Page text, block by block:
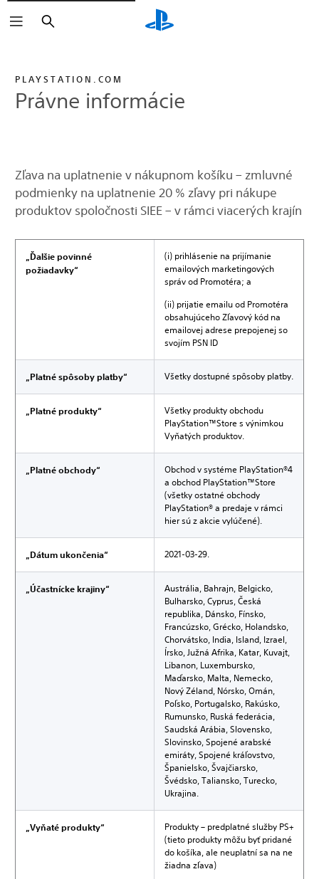
Vyhľadať
PLAYSTATION.COM
Právne informácie
Zľava na uplatnenie v nákupnom košíku – zmluvné
podmienky na uplatnenie 20 % zľavy pri nákupe
produktov spoločnosti SIEE – v rámci viacerých krajín
„Ďalšie povinné
požiadavky“
(i) prihlásenie na prijímanie
emailových marketingových
správ od Promotéra; a
(ii) prijatie emailu od Promotéra
obsahujúceho Zľavový kód na
emailovej adrese prepojenej so
svojím PSN ID
„Platné spôsoby platby“ Všetky dostupné spôsoby platby.
„Platné produkty“
Všetky produkty obchodu
PlayStation™Store s výnimkou
Vyňatých produktov.
„Platné obchody“
Obchod v systéme PlayStation®4
a obchod PlayStation™Store
(všetky ostatné obchody
PlayStation® a predaje v rámci
hier sú z akcie vylúčené).
„Dátum ukončenia“ 2021-03-29.
„Účastnícke krajiny“
Austrália, Bahrajn, Belgicko,
Bulharsko, Cyprus, Česká
republika, Dánsko, Fínsko,
Francúzsko, Grécko, Holandsko,
Chorvátsko, India, Island, Izrael,
Írsko, Južná Afrika, Katar, Kuvajt,
Libanon, Luxembursko,
Maďarsko, Malta, Nemecko,
Nový Zéland, Nórsko, Omán,
Poľsko, Portugalsko, Rakúsko,
Rumunsko, Ruská federácia,
Saudská Arábia, Slovensko,
Slovinsko, Spojené arabské
emiráty, Spojené kráľovstvo,
Španielsko, Švajčiarsko,
Švédsko, Taliansko, Turecko,
Ukrajina.
„Vyňaté produkty“
Produkty – predplatné služby PS+
(tieto produkty môžu byť pridané
do košíka, ale neuplatní sa na ne
žiadna zľava)